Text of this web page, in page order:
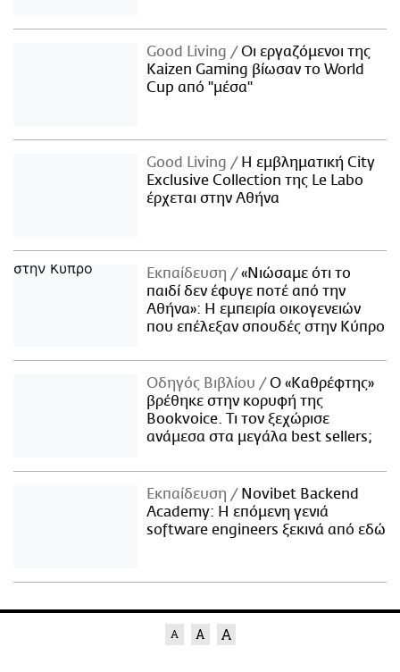
Good Living
Οι εργαζόμενοι της
Kaizen Gaming βίωσαν το World
Cup από "μέσα"
Good Living
Η εμβληματική City
Exclusive Collection της Le Labo
έρχεται στην Αθήνα
Εκπαίδευση
«Νιώσαμε ότι το
παιδί δεν έφυγε ποτέ από την
Αθήνα»: Η εμπειρία οικογενειών
που επέλεξαν σπουδές στην Κύπρο
Οδηγός Βιβλίου
Ο «Καθρέφτης»
βρέθηκε στην κορυφή της
Bookvoice. Τι τον ξεχώρισε
ανάμεσα στα μεγάλα best sellers;
Εκπαίδευση
Novibet Backend
Academy: Η επόμενη γενιά
software engineers ξεκινά από εδώ